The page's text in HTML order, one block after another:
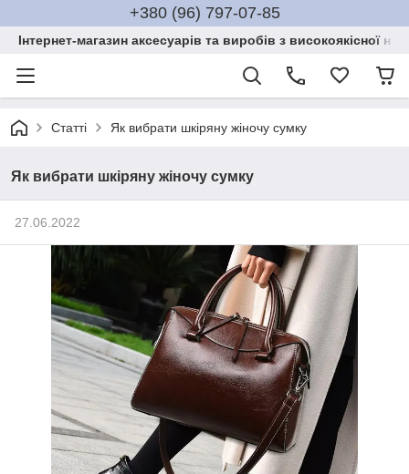
+380 (96) 797-07-85
Інтернет-магазин аксесуарів та виробів з високоякісної
Статті Як вибрати шкіряну жіночу сумку
Як вибрати шкіряну жіночу сумку
27.06.2022